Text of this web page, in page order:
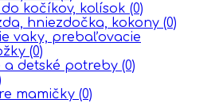
kočíkov, kolísok (0)
hniezdočka, kokony (0)
vaky, prebaľovacie
(0)
a detské potreby (0)
mamičky (0)